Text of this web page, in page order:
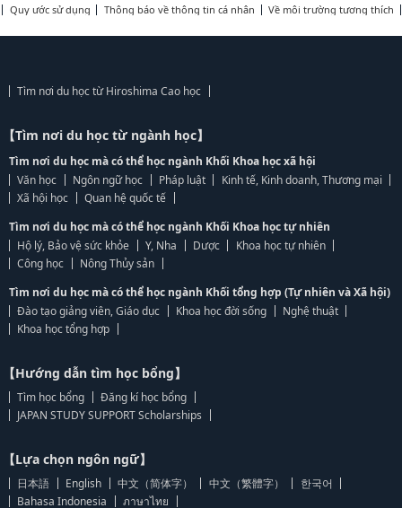
Quy ước sử dụng
Thông báo về thông tin cá nhân Về môi trường tương thích
Tìm nơi du học từ Hiroshima Cao học
【Tìm nơi du học từ ngành học】
Tìm nơi du học mà có thể học ngành Khối Khoa học xã hội
Văn học
Ngôn ngữ học Pháp luật
Kinh tế, Kinh doanh, Thương mại
Xã hội học
Quan hệ quốc tế
Tìm nơi du học mà có thể học ngành Khối Khoa học tự nhiên
Hộ lý, Bảo vệ sức khỏe
Y, Nha Dược
Khoa học tự nhiên
Công học
Nông Thủy sản
Tìm nơi du học mà có thể học ngành Khối tổng hợp (Tự nhiên và Xã hội)
Đào tạo giảng viên, Giáo dục
Khoa học đời sống
Nghệ thuật
Khoa học tổng hợp
【Hướng dẫn tìm học bổng】
Tìm học bổng
Đăng kí học bổng
JAPAN STUDY SUPPORT Scholarships
【Lựa chọn ngôn ngữ】
日本語 English 中文（简体字） 中文（繁體字）
한국어
Bahasa Indonesia
ภาษาไทย